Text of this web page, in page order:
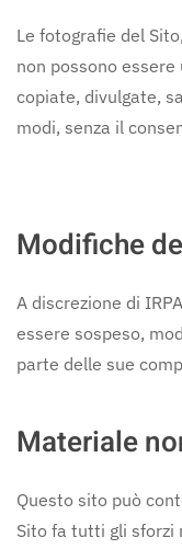
Le fotografie del
non possono
copiate, divulgate,
modi, senza il
Modifiche
A discrezione di
essere sospeso,
parte delle sue
Materiale
Questo sito può
Sito fa tutti gli sforzi